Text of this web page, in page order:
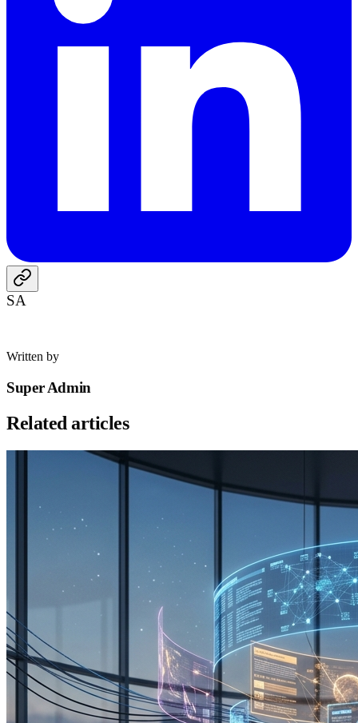
SA
Written by
Super Admin
Related articles